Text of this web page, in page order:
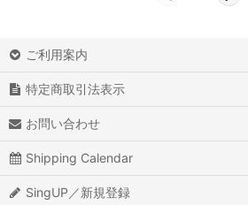
ご利用案内
特定商取引法表示
お問い合わせ
Shipping Calendar
SingUP／新規登録